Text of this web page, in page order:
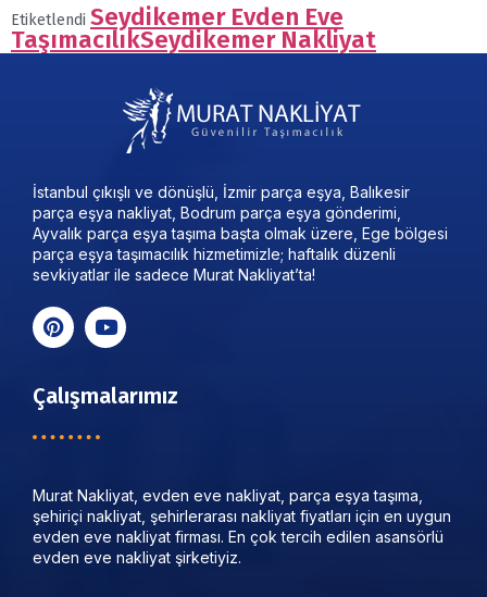
Etiketlendi Seydikemer Evden Eve
TaşımacılıkSeydikemer Nakliyat
İstanbul çıkışlı ve dönüşlü, İzmir parça eşya, Balıkesir
parça eşya nakliyat, Bodrum parça eşya gönderimi,
Ayvalık parça eşya taşıma başta olmak üzere, Ege bölgesi
parça eşya taşımacılık hizmetimizle; haftalık düzenli
sevkiyatlar ile sadece Murat Nakliyat’ta!
Çalışmalarımız
Murat Nakliyat, evden eve nakliyat, parça eşya taşıma,
şehiriçi nakliyat, şehirlerarası nakliyat fiyatları için en uygun
evden eve nakliyat firması. En çok tercih edilen asansörlü
evden eve nakliyat şirketiyiz.